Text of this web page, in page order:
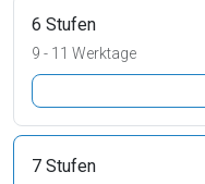
6 Stufen
9 - 11 Werktage
7 Stufen